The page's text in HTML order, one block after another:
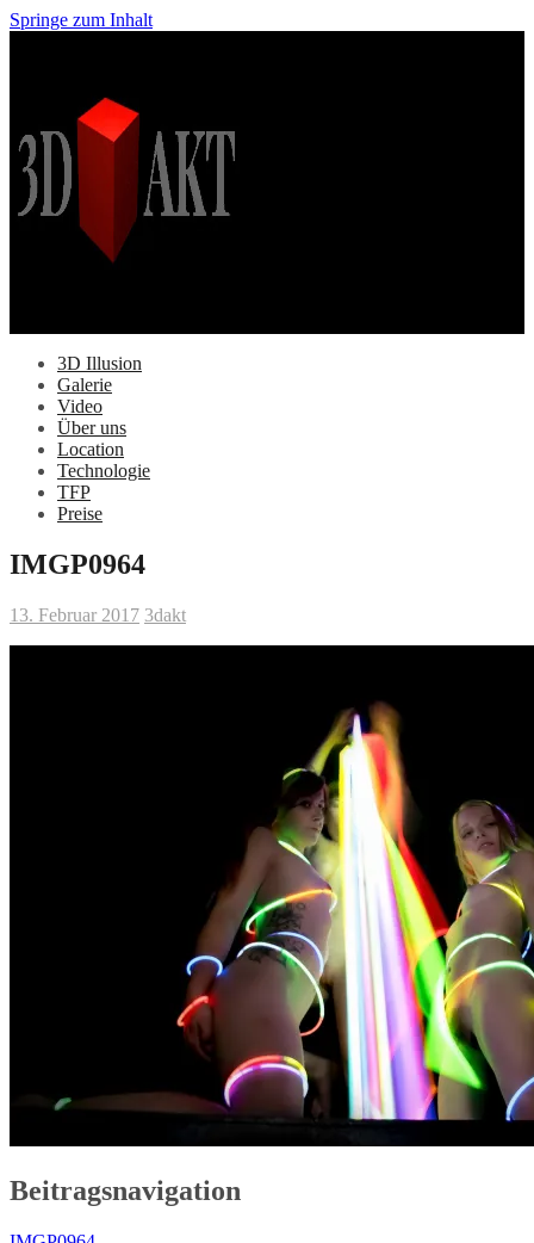
Springe zum Inhalt
3D Illusion
Galerie
Video
Über uns
Location
Technologie
TFP
Preise
IMGP0964
13. Februar 2017 3dakt
Beitragsnavigation